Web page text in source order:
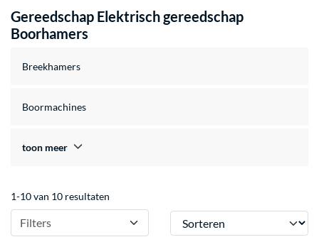
Gereedschap Elektrisch gereedschap
Boorhamers
Breekhamers
Boormachines
toon meer
1-10 van 10 resultaten
Filters Sorteren